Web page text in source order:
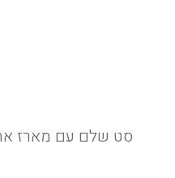
סט שלם עם מארז